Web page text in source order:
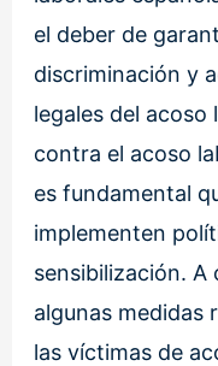
el deber de
discriminación y
legales del
contra el acoso
es fundamental
implementen
sensibilización.
algunas medidas
las víctimas de